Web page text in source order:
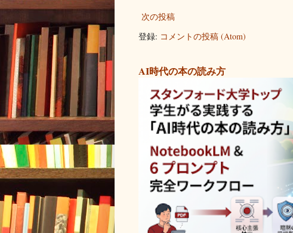
次の投稿
登録: コメントの投稿 (Atom)
AI時代の本の読み方